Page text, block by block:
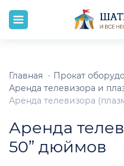
Главная
Прокат
Аренда телевизора и
Аренда телевизора
Аренда
50” дюймов